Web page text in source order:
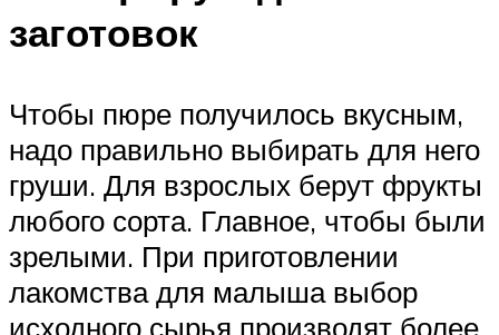
заготовок
Чтобы пюре получилось вкусным,
надо правильно выбирать для него
груши. Для взрослых берут фрукты
любого сорта. Главное, чтобы были
зрелыми. При приготовлении
лакомства для малыша выбор
исходного сырья производят более